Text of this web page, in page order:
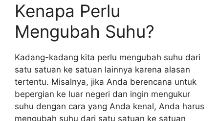
Kenapa Perlu
Mengubah Suhu?
Kadang-kadang kita perlu mengubah suhu dari
satu satuan ke satuan lainnya karena alasan
tertentu. Misalnya, jika Anda berencana untuk
bepergian ke luar negeri dan ingin mengukur
suhu dengan cara yang Anda kenal, Anda harus
mengubah suhu dari satu satuan ke satuan